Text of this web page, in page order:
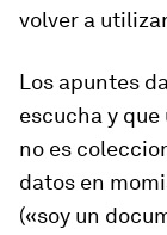
volver a
Los apuntes
escucha y que
no es
datos en
(«soy un